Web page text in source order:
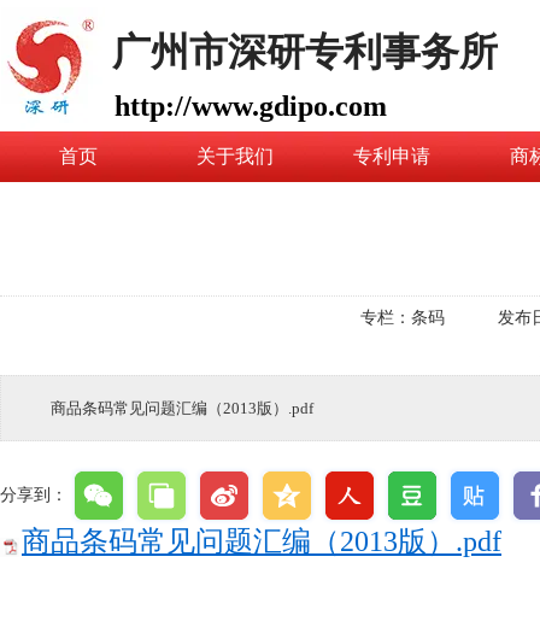
广州市深研专利事务所
http://www.gdipo.com
首页 关于我们 专利申请 商
专栏： 条码 发布
商品条码常见问题汇编（2013版）.pdf
分享到：
商品条码常见问题汇编（2013版）.pdf